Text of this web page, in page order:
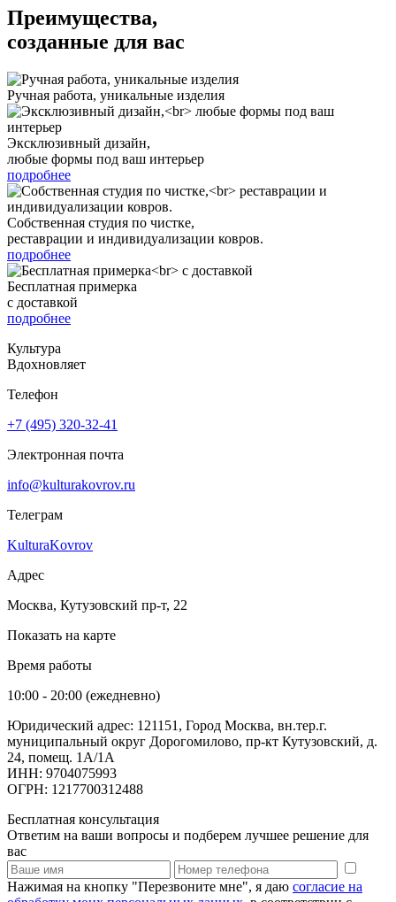
Преимущества,
созданные для вас
Ручная работа, уникальные изделия
Эксклюзивный дизайн,
любые формы под ваш интерьер
подробнее
Собственная студия по чистке,
реставрации и индивидуализации ковров.
подробнее
Бесплатная примерка
с доставкой
подробнее
Культура
Вдохновляет
Телефон
+7 (495) 320-32-41
Электронная почта
info@kulturakovrov.ru
Телеграм
KulturaKovrov
Адрес
Москва, Кутузовский пр-т, 22
Показать на карте
Время работы
10:00 - 20:00 (ежедневно)
Юридический адрес: 121151, Город Москва, вн.тер.г.
муниципальный округ Дорогомилово, пр-кт Кутузовский, д.
24, помещ. 1А/1А
ИНН: 9704075993
ОГРН: 1217700312488
Бесплатная консультация
Ответим на ваши вопросы и подберем лучшее решение для
вас
Нажимая на кнопку "Перезвоните мне", я даю согласие на